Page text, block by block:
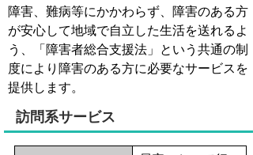
障害、難病等にかかわらず、障害のある方
が安心して地域で自立した生活を送れるよ
う、「障害者総合支援法」という共通の制
度により障害のある方に必要なサービスを
提供します。
訪問系サービス